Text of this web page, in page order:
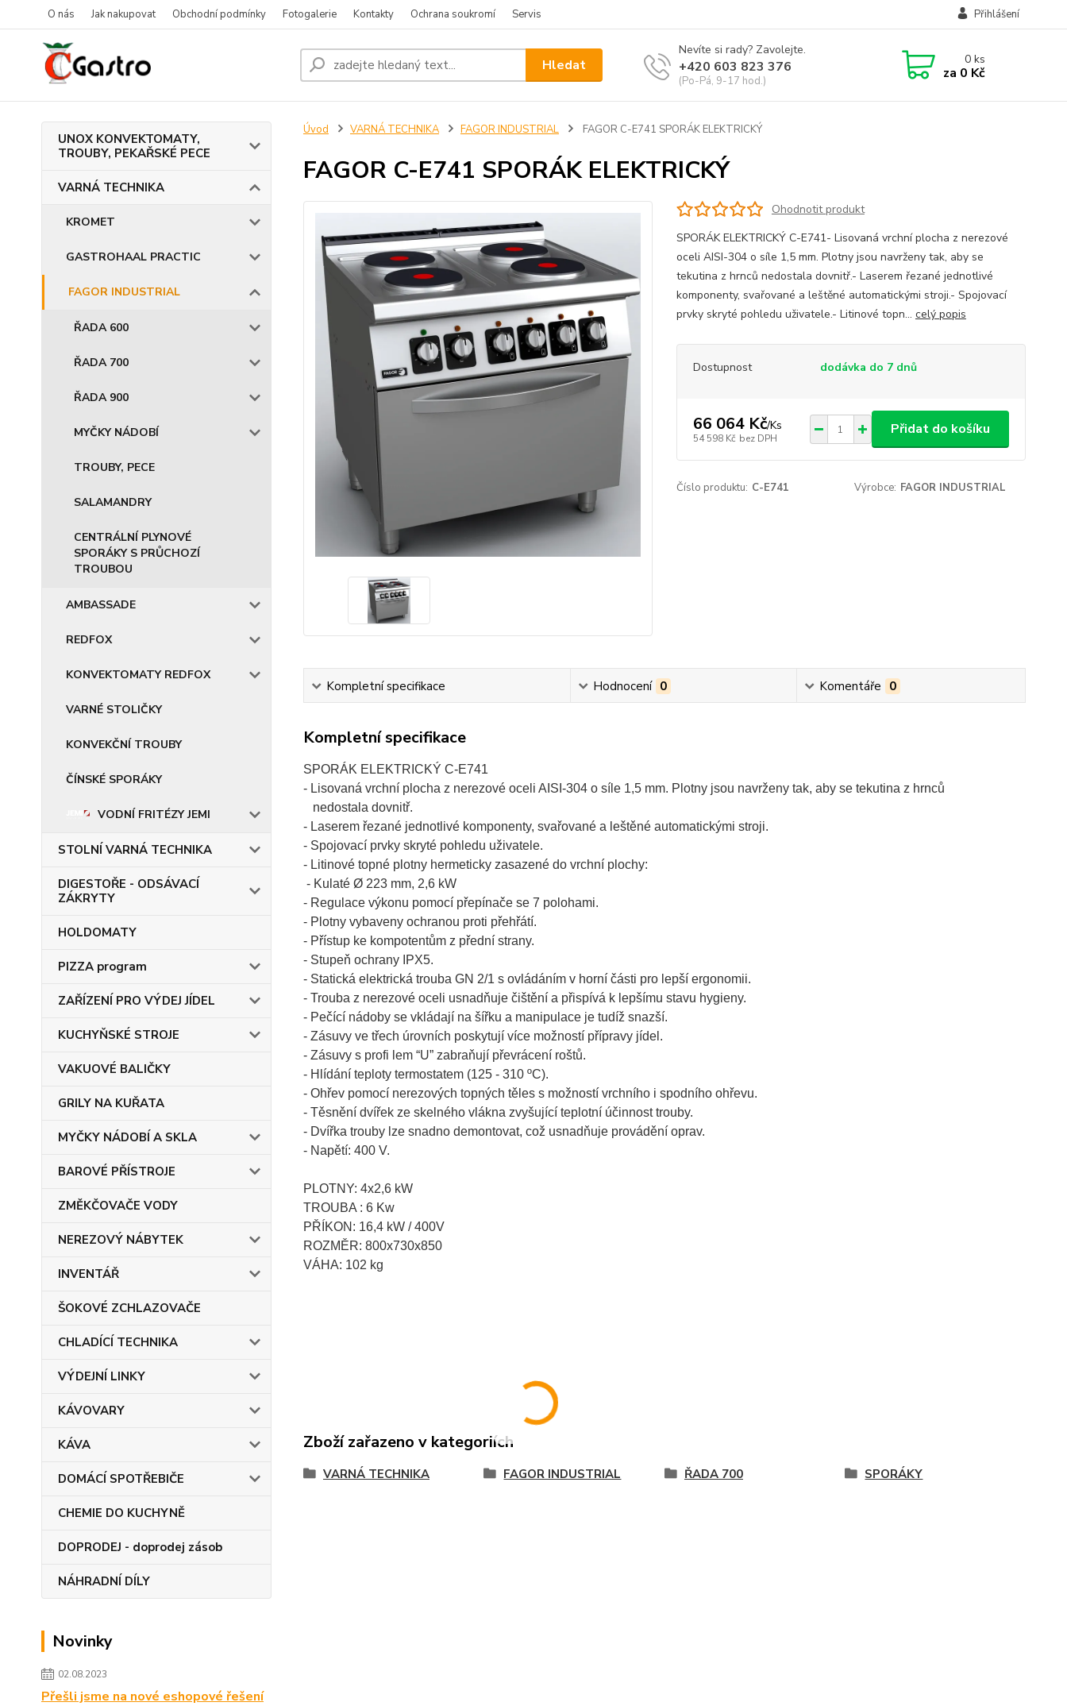
O nás Jak nakupovat Obchodní podmínky Fotogalerie Kontakty Ochrana soukromí Servis Přihlášení
Hledat
Nevíte si rady? Zavolejte.
+420 603 823 376
(Po-Pá, 9-17 hod.)
0ks
za 0 Kč
UNOX KONVEKTOMATY,
TROUBY, PEKAŘSKÉ PECE
VARNÁ TECHNIKA
KROMET
GASTROHAAL PRACTIC
FAGOR INDUSTRIAL
ŘADA 600
ŘADA 700
ŘADA 900
MYČKY NÁDOBÍ
TROUBY, PECE
SALAMANDRY
CENTRÁLNÍ PLYNOVÉ
SPORÁKY S PRŮCHOZÍ
TROUBOU
AMBASSADE
REDFOX
KONVEKTOMATY REDFOX
VARNÉ STOLIČKY
KONVEKČNÍ TROUBY
ČÍNSKÉ SPORÁKY
VODNÍ FRITÉZY JEMI
STOLNÍ VARNÁ TECHNIKA
DIGESTOŘE - ODSÁVACÍ
ZÁKRYTY
HOLDOMATY
PIZZA program
ZAŘÍZENÍ PRO VÝDEJ JÍDEL
KUCHYŇSKÉ STROJE
VAKUOVÉ BALIČKY
GRILY NA KUŘATA
MYČKY NÁDOBÍ A SKLA
BAROVÉ PŘÍSTROJE
ZMĚKČOVAČE VODY
NEREZOVÝ NÁBYTEK
INVENTÁŘ
ŠOKOVÉ ZCHLAZOVAČE
CHLADÍCÍ TECHNIKA
VÝDEJNÍ LINKY
KÁVOVARY
KÁVA
DOMÁCÍ SPOTŘEBIČE
CHEMIE DO KUCHYNĚ
DOPRODEJ - doprodej zásob
NÁHRADNÍ DÍLY
Novinky
02.08.2023
Přešli jsme na nové eshopové řešení
Úvod VARNÁ TECHNIKA FAGOR INDUSTRIAL FAGOR C-E741 SPORÁK ELEKTRICKÝ
FAGOR C-E741 SPORÁK ELEKTRICKÝ
Ohodnotit produkt
SPORÁK ELEKTRICKÝ C-E741- Lisovaná vrchní plocha z nerezové
oceli AISI-304 o síle 1,5 mm. Plotny jsou navrženy tak, aby se
tekutina z hrnců nedostala dovnitř.- Laserem řezané jednotlivé
komponenty, svařované a leštěné automatickými stroji.- Spojovací
prvky skryté pohledu uživatele.- Litinové topn... celý popis
Dostupnost dodávka do 7 dnů
66 064 Kč/Ks
54 598 Kč bez DPH
Přidat do košíku
Číslo produktu: C-E741 Výrobce: FAGOR INDUSTRIAL
Kompletní specifikace Hodnocení 0 Komentáře 0
Kompletní specifikace
SPORÁK ELEKTRICKÝ C-E741
- Lisovaná vrchní plocha z nerezové oceli AISI-304 o síle 1,5 mm. Plotny jsou navrženy tak, aby se tekutina z hrnců
   nedostala dovnitř.
- Laserem řezané jednotlivé komponenty, svařované a leštěné automatickými stroji.
- Spojovací prvky skryté pohledu uživatele.
- Litinové topné plotny hermeticky zasazené do vrchní plochy:
- Kulaté Ø 223 mm, 2,6 kW
- Regulace výkonu pomocí přepínače se 7 polohami.
- Plotny vybaveny ochranou proti přehřátí.
- Přístup ke kompotentům z přední strany.
- Stupeň ochrany IPX5.
- Statická elektrická trouba GN 2/1 s ovládáním v horní části pro lepší ergonomii.
- Trouba z nerezové oceli usnadňuje čištění a přispívá k lepšímu stavu hygieny.
- Pečící nádoby se vkládají na šířku a manipulace je tudíž snazší.
- Zásuvy ve třech úrovních poskytují více možností přípravy jídel.
- Zásuvy s profi lem “U” zabraňují převrácení roštů.
- Hlídání teploty termostatem (125 - 310 ºC).
- Ohřev pomocí nerezových topných těles s možností vrchního i spodního ohřevu.
- Těsnění dvířek ze skelného vlákna zvyšující teplotní účinnost trouby.
- Dvířka trouby lze snadno demontovat, což usnadňuje provádění oprav.
- Napětí: 400 V.
PLOTNY: 4x2,6 kW
TROUBA : 6 Kw
PŘÍKON: 16,4 kW / 400V
ROZMĚR: 800x730x850
VÁHA: 102 kg
Zboží zařazeno v kategoriích
VARNÁ TECHNIKA FAGOR INDUSTRIAL ŘADA 700 SPORÁKY